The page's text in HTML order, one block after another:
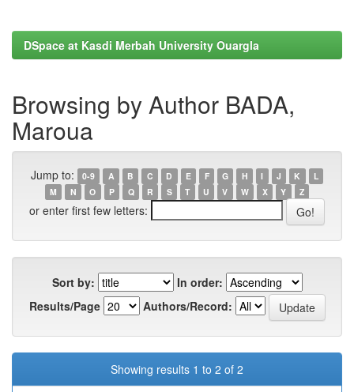
DSpace at Kasdi Merbah University Ouargla
Browsing by Author BADA,
Maroua
Jump to: 0-9 A B C D E F G H I J K
L
M
N O P Q R S T U V W X Y Z
or enter first few letters:
Sort by:
In order:
Results/Page
Authors/Record:
Showing results 1 to 2 of 2